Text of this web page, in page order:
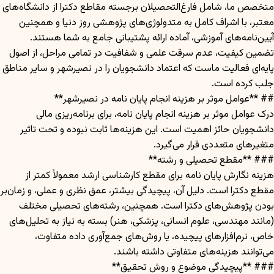
متخصص ما، شامل فارغ‌التحصیلان برجسته مقاطع دکترا از دانشگاه‌های
معتبر، با اشراف کامل به متدولوژی‌های پژوهشی روز دنیا و همچنین
آیین‌نامه‌های آموزشی، آماده ارائه پشتیبانی جامع به شما هستند.
تضمین کیفیت، عدم سرقت علمی و شفافیت در تمامی مراحل، از اصول
پایه‌ای فعالیت ماست که اعتماد دانشجویان را در نصیرشهر و سایر مناطق
جلب کرده است.
## **عوامل موثر بر هزینه انجام پایان نامه در نصیرشهر**
درک عوامل موثر بر هزینه انجام پایان نامه، برای برنامه‌ریزی مالی
دانشجویان حائز اهمیت است. این هزینه‌ها ثابت نبوده و تحت تاثیر
متغیرهای متعددی قرار می‌گیرد.
### **مقطع تحصیلی و رشته**
هزینه نگارش پایان نامه برای مقطع کارشناسی ارشد معمولاً کمتر از
مقطع دکترا است. دلیل آن، پیچیدگی بیشتر، عمق نظری و عملی، و زمان‌بر
بودن پژوهش‌های دکترا است. همچنین، رشته‌های تحصیلی مختلف
(مانند مهندسی، علوم انسانی، پزشکی، هنر) بسته به نیاز به تحلیل‌های
خاص، نرم‌افزارهای پیچیده، یا روش‌های جمع‌آوری داده متفاوت،
می‌توانند هزینه‌های متفاوتی داشته باشند.
### **پیچیدگی موضوع و روش تحقیق**